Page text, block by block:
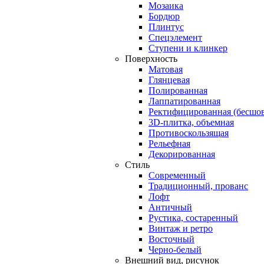
Мозаика
Бордюр
Плинтус
Спецэлемент
Ступени и клинкер
Поверхность
Матовая
Глянцевая
Полированная
Лаппатированная
Ректифицированная
3D-плитка, объемная
Противоскользящая
Рельефная
Декорированная
Стиль
Современный
Традиционный, прованс
Лофт
Античный
Рустика, состаренный
Винтаж и ретро
Восточный
Черно-белый
Внешний вид, рисунок